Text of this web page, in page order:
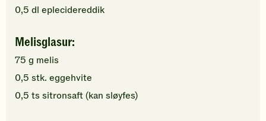
0,5 dl eplecidereddik
Melisglasur:
75 g melis
0,5 stk. eggehvite
0,5 ts sitronsaft(kan sløyfes)